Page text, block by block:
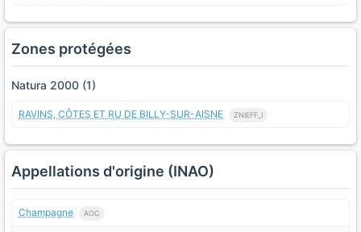
Zones protégées
Natura 2000 (1)
RAVINS, CÔTES ET RU DE BILLY-SUR-AISNE ZNIEFF_I
Appellations d'origine (INAO)
Champagne AOC